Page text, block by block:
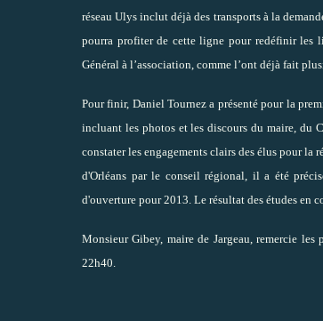
réseau Ulys inclut déjà des transports à la
pourra profiter de cette ligne pour redéfinir les
Général à l’association, comme l’ont déjà fait
Pour finir, Daniel Tournez a présenté pour la
incluant les photos et les discours du maire, du
constater les engagements clairs des élus pour la
d'Orléans par le conseil régional, il a été
d'ouverture pour 2013. Le résultat des études en
Monsieur Gibey, maire de Jargeau, remercie les
22h40.